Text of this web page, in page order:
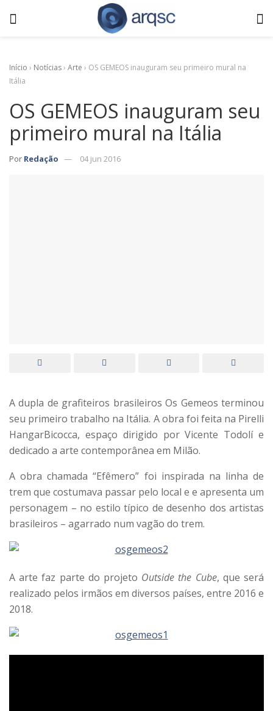
Início › Notícias› Arte › OS GEMEOS inauguram seu primeiro mural na
Itália
OS GEMEOS inauguram seu
primeiro mural na Itália
Por Redação 04 jun 2016
A dupla de grafiteiros brasileiros Os Gemeos terminou
seu primeiro trabalho na Itália. A obra foi feita na Pirelli
HangarBicocca, espaço dirigido por Vicente Todolí e
dedicado a arte contemporânea em Milão.
A obra chamada “Efêmero” foi inspirada na linha de
trem que costumava passar pelo local e e apresenta um
personagem – no estilo típico de desenho dos artistas
brasileiros – agarrado num vagão do trem.
A arte faz parte do projeto Outside the Cube, que será
realizado pelos irmãos em diversos países, entre 2016 e
2018.